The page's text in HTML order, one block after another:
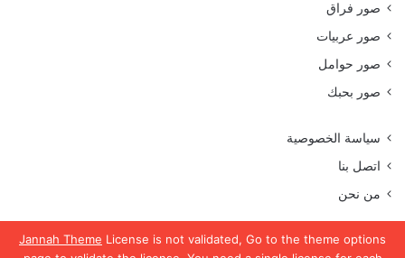
Jannah Theme License is not validated, Go to the theme options
صور فراق
صور عربيات
صور حوامل
صور بحبك
سياسة الخصوصية
اتصل بنا
من نحن